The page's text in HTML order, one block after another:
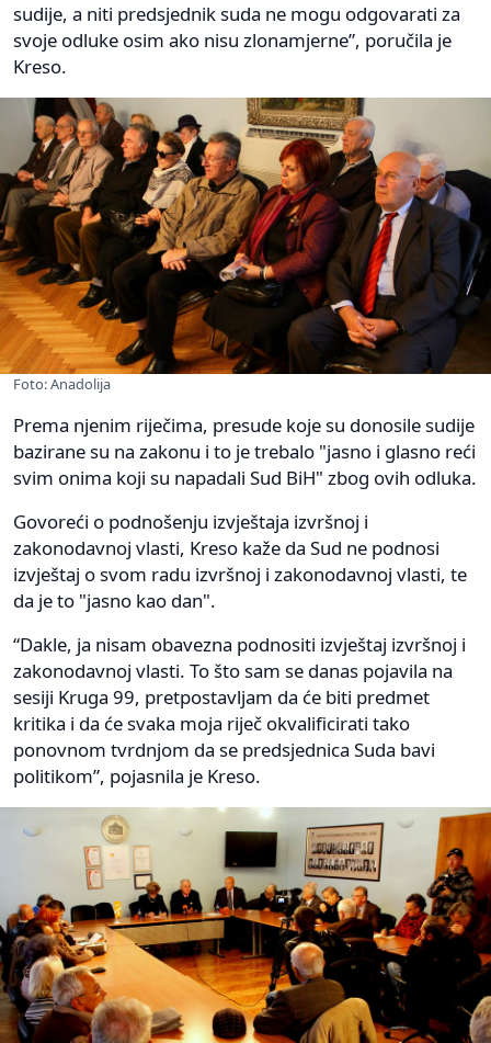
sudije, a niti predsjednik suda ne mogu odgovarati za
svoje odluke osim ako nisu zlonamjerne”, poručila je
Kreso.
Foto: Anadolija
Prema njenim riječima, presude koje su donosile sudije
bazirane su na zakonu i to je trebalo "jasno i glasno reći
svim onima koji su napadali Sud BiH" zbog ovih odluka.
Govoreći o podnošenju izvještaja izvršnoj i
zakonodavnoj vlasti, Kreso kaže da Sud ne podnosi
izvještaj o svom radu izvršnoj i zakonodavnoj vlasti, te
da je to "jasno kao dan".
“Dakle, ja nisam obavezna podnositi izvještaj izvršnoj i
zakonodavnoj vlasti. To što sam se danas pojavila na
sesiji Kruga 99, pretpostavljam da će biti predmet
kritika i da će svaka moja riječ okvalificirati tako
ponovnom tvrdnjom da se predsjednica Suda bavi
politikom”, pojasnila je Kreso.